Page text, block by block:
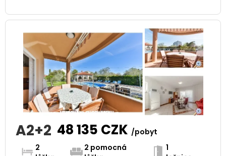
A2+2 48 135 CZK /pobyt
2
2 pomocná
1